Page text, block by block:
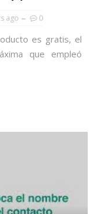
ago 0
es gratis, el
que empleó